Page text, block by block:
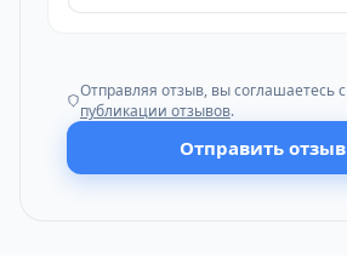
Отправляя отзыв, вы соглашаетесь с
публикации отзывов.
Отправить отзыв